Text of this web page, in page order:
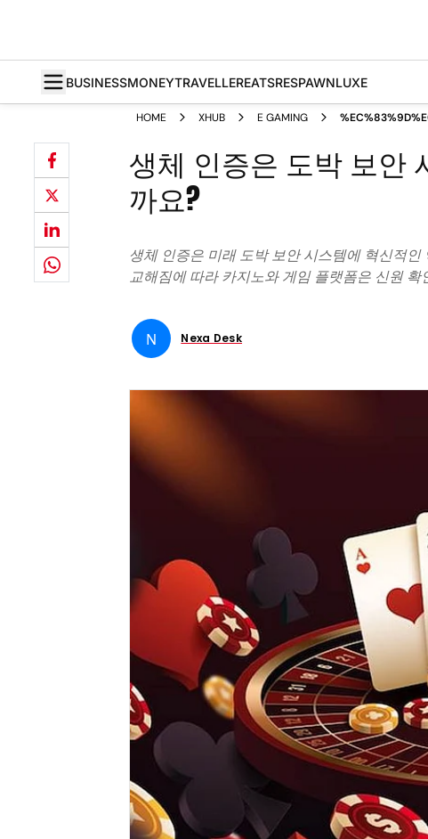
BUSINESSMONEYTRAVELLEREATSRESPAWNLUXE
HOME XHUB E GAMING
생체 인증은 도박 보안
까요?
생체 인증은 미래 도박 보안 시스템에 혁신적
교해짐에 따라 카지노와 게임 플랫폼은 신원
N Nexa Desk